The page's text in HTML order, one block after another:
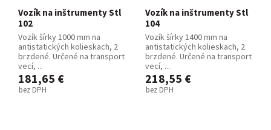
Vozík na inštrumenty Stl
102
Vozík šírky 1000 mm na
antistatických kolieskach, 2
brzdené. Určené na transport
vecí, ...
181,65 €
bez DPH
Vozík na inštrumenty Stl
104
Vozík šírky 1400 mm na
antistatických kolieskach, 2
brzdené. Určené na transport
vecí, ...
218,55 €
bez DPH